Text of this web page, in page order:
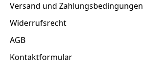
Versand und Zahlungsbedingungen
Widerrufsrecht
AGB
Kontaktformular